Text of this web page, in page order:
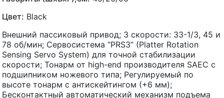
Цвет: Black
Внешний пассиковый привод; 3 скорости: 33-1/3, 45 и
78 об/мин; Сервосистема “PRS3” (Platter Rotation
Sensing Servo System) для точной стабилизации
скорости; Тонарм от high-end производителя SAEC с
подшипником ножевого типа; Регулируемый по
высоте тонарм с антискейтингом (+6 мм);
Бесконтактный автоматический механизм подъема